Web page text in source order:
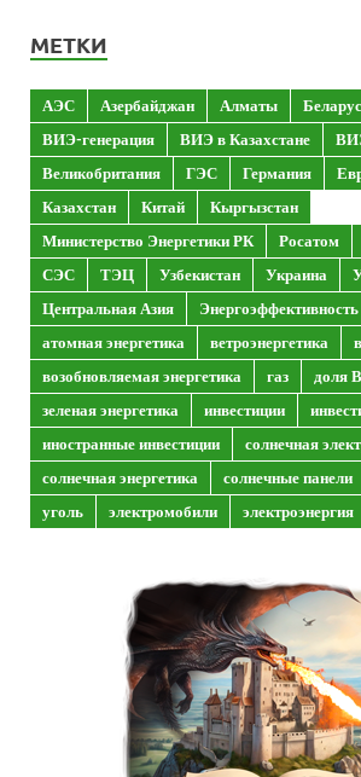
МЕТКИ
АЭС Азербайджан Алматы
ВИЭ-генерация
ВИЭ в Казахстане
Великобритания
ГЭС Германия
Казахстан
Китай
Кыргызстан
Министерство Энергетики РК
Росатом
СЭС
ТЭЦ Узбекистан Украина
Центральная Азия
Энергоэффективность
атомная энергетика
ветроэнергетика
возобновляемая энергетика
газ
доля
зеленая энергетика
инвестиции
иностранные инвестиции
солнечная
солнечная энергетика
солнечные панели
уголь
электромобили электроэнергия